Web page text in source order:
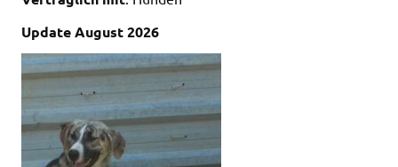
Update August 2026